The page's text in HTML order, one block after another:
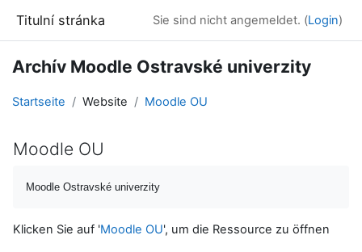
Titulní stránka Sie sind nicht angemeldet. (Login)
Archív Moodle Ostravské univerzity
Startseite Website Moodle OU
Moodle OU
Moodle Ostravské univerzity
Klicken Sie auf 'Moodle OU', um die Ressource zu öffnen